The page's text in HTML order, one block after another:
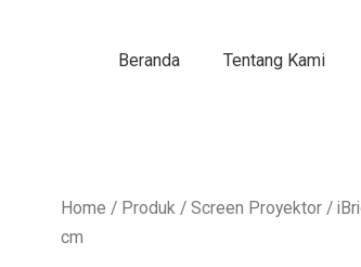
Beranda Tentang Kami
Home / Produk / Screen Proyektor /
cm